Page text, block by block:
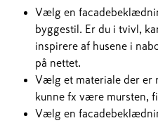
Vælg en
byggestil. Er du i tvivl,
inspirere af husene i
på nettet.
Vælg et materiale der er
kunne fx være mursten,
Vælg en